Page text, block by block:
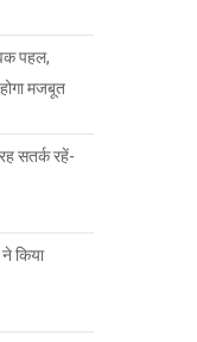
पहल,
मजबूत
सतर्क रहें-
किया